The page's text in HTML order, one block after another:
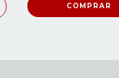
COMPRAR